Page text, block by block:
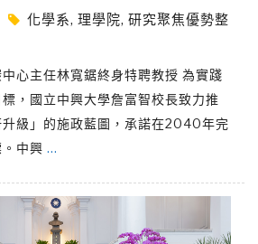
化學系, 理學院, 研究聚焦優勢整
心主任林寬鋸終身特聘教授 為實踐
，國立中興大學詹富智校長致力推
升級」的施政藍圖，承諾在2040年完
中興 …